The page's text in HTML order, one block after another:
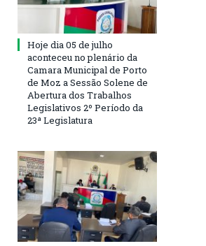
Hoje dia 05 de julho
aconteceu no plenário da
Camara Municipal de Porto
de Moz a Sessão Solene de
Abertura dos Trabalhos
Legislativos 2º Período da
23ª Legislatura